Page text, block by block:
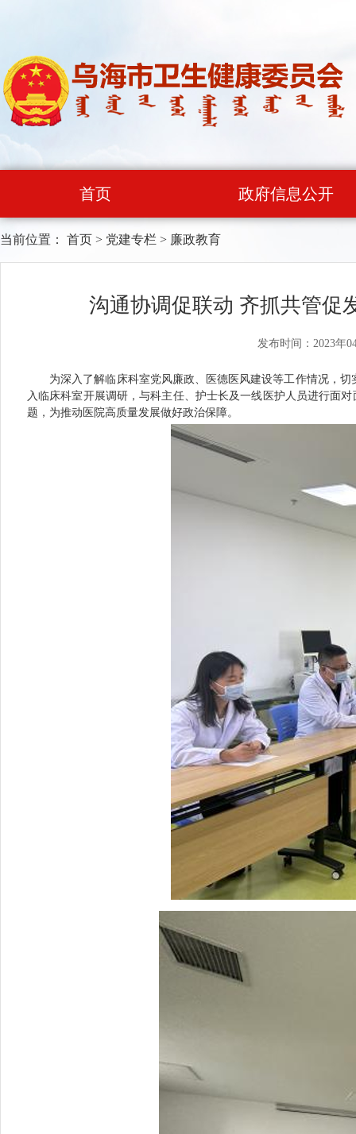
首页 政府信息公开
当前位置： 首页 > 党建专栏 > 廉政教育
沟通协调促联动 齐抓共管
发布时间：2023年
为深入了解临床科室党风廉政、医德医风建设等工作情况，
入临床科室开展调研，与科主任、护士长及一线医护人员进行面
题，为推动医院高质量发展做好政治保障。